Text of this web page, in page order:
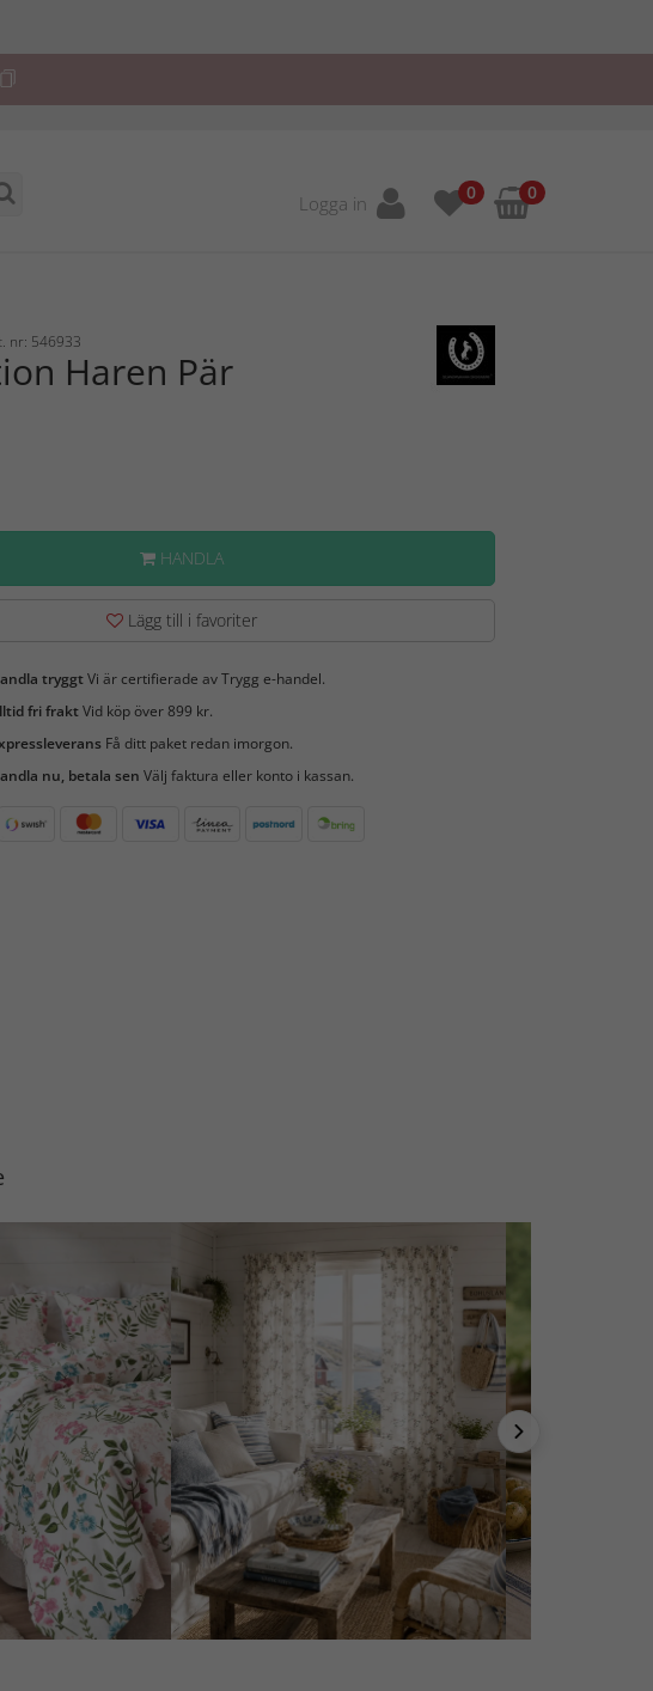
Logga in 0 0
nr: 546933
Haren Pär
HANDLA
Lägg till i favoriter
tryggtVi är certifierade av Trygg e-handel.
fri fraktVid köp över 899 kr.
Få ditt paket redan imorgon.
nu, betala sen Välj faktura eller konto i kassan.